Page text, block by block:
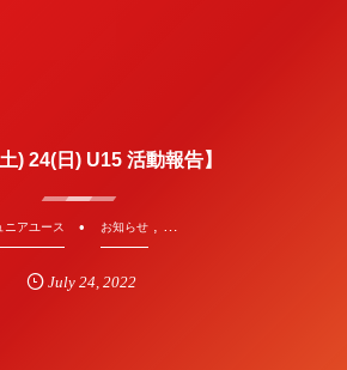
) 24(日) U15 活動報告】
ニアユース お知らせ, …
July 24, 2022